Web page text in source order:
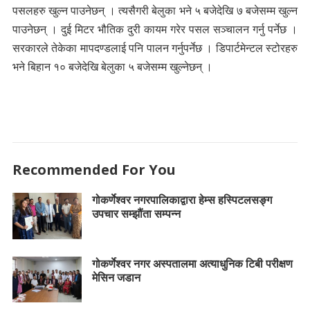
पसलहरु खुल्न पाउनेछन् । त्यसैगरी बेलुका भने ५ बजेदेखि ७ बजेसम्म खुल्न
पाउनेछन् । दुई मिटर भौतिक दुरी कायम गरेर पसल सञ्चालन गर्नु पर्नेछ ।
सरकारले तेकेका मापदण्डलाई पनि पालन गर्नुपर्नेछ । डिपार्टमेन्टल स्टोरहरु
भने बिहान १० बजेदेखि बेलुका ५ बजेसम्म खुल्नेछन् ।
Recommended For You
गोकर्णेश्वर नगरपालिकाद्वारा हेम्स हस्पिटलसङ्ग
उपचार सम्झौंता सम्पन्न
गोकर्णेश्वर नगर अस्पतालमा अत्याधुनिक टिबी परीक्षण
मेसिन जडान